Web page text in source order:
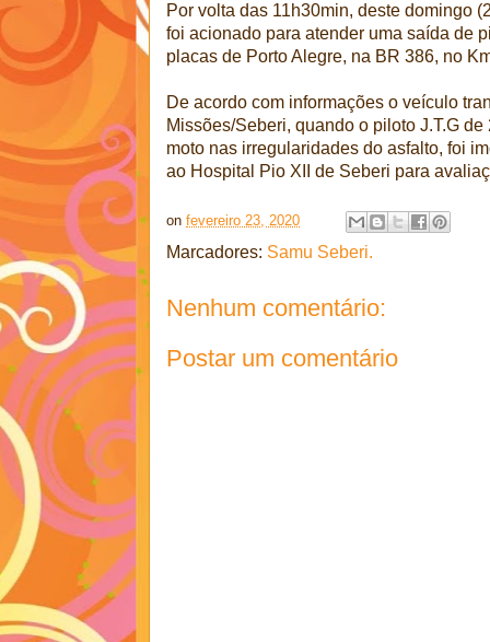
Por volta das 11h30min, deste domingo
foi acionado para atender uma saída de
placas de Porto Alegre, na BR 386, no
De acordo com informações o veículo
Missões/Seberi, quando o piloto J.T.G
moto nas irregularidades do asfalto, foi
ao Hospital Pio XII de Seberi para
on fevereiro 23, 2020
Marcadores: Samu Seberi.
Nenhum comentário:
Postar um comentário